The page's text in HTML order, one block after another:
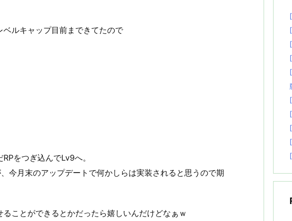
ルキャップ目前まできてたので
をつぎ込んでLv9へ。
今月末のアップデートで何かしらは実装されると思うので期
ことができるとかだったら嬉しいんだけどなぁｗ